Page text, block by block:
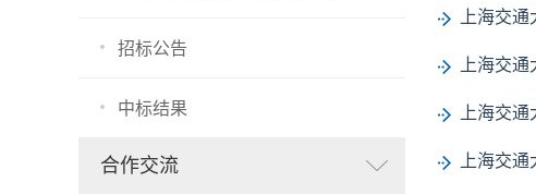
招标公告
中标结果
合作交流
上海交
上海交
上海交
上海交